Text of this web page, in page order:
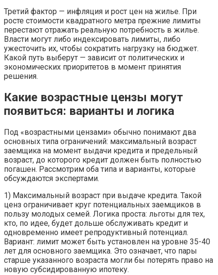
Третий фактор — инфляция и рост цен на жилье. При
росте стоимости квадратного метра прежние лимиты
перестают отражать реальную потребность в жилье.
Власти могут либо индексировать лимиты, либо
ужесточить их, чтобы сократить нагрузку на бюджет.
Какой путь выберут — зависит от политических и
экономических приоритетов в момент принятия
решения.
Какие возрастные цензы могут
появиться: варианты и логика
Под «возрастными цензами» обычно понимают два
основных типа ограничений: максимальный возраст
заемщика на момент выдачи кредита и предельный
возраст, до которого кредит должен быть полностью
погашен. Рассмотрим оба типа и варианты, которые
обсуждаются экспертами.
1) Максимальный возраст при выдаче кредита. Такой
ценз ограничивает круг потенциальных заемщиков в
пользу молодых семей. Логика проста: льготы для тех,
кто, по идее, будет дольше обслуживать кредит и
одновременно имеет репродуктивный потенциал.
Вариант: лимит может быть установлен на уровне 35-40
лет для основного заемщика. Это означает, что пары
старше указанного возраста могли бы потерять право на
новую субсидированную ипотеку.